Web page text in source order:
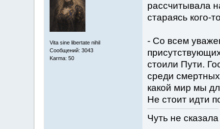
Vita sine libertate nihil
Сообщений: 3043
Karma: 50
рассчитывала
стараясь кого-
- Со всем
стоили Пути.
среди
какой мир мы
Не стоит идти
Чуть не